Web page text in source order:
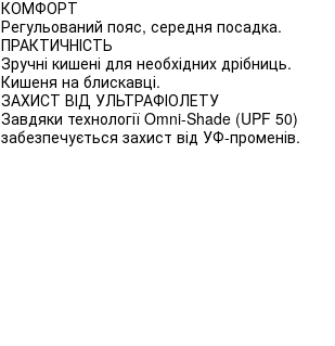
КОМФОРТ
Регульований пояс, середня посадка.
ПРАКТИЧНІСТЬ
Зручні кишені для необхідних дрібниць.
Кишеня на блискавці.
ЗАХИСТ ВІД УЛЬТРАФІОЛЕТУ
Завдяки технології Omni-Shade (UPF 50)
забезпечується захист від УФ-променів.